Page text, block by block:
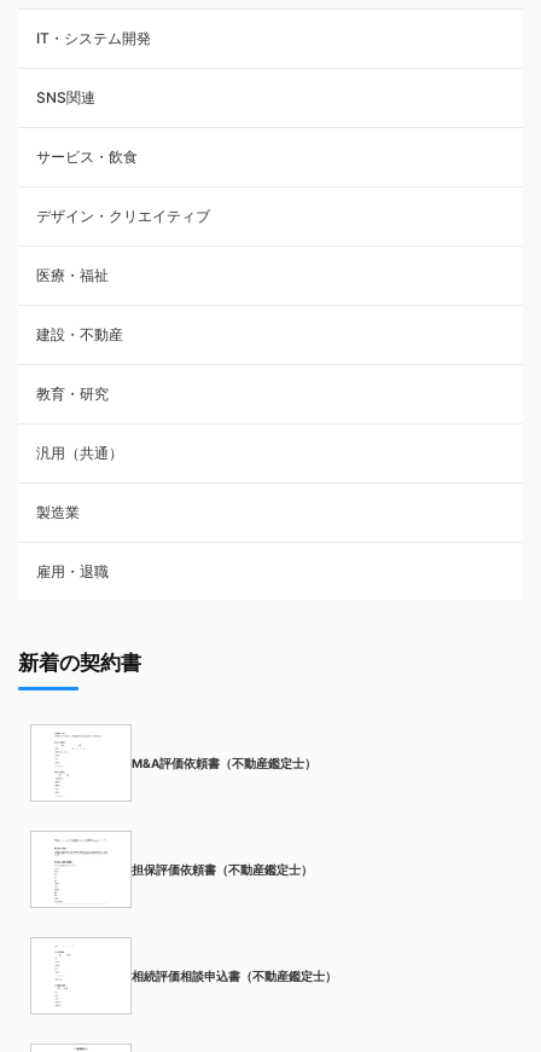
IT・システム開発
SNS関連
サービス・飲食
デザイン・クリエイティブ
医療・福祉
建設・不動産
教育・研究
汎用（共通）
製造業
雇用・退職
新着の契約書
M&A評価依頼書（不動産鑑定士）
担保評価依頼書（不動産鑑定士）
相続評価相談申込書（不動産鑑定士）